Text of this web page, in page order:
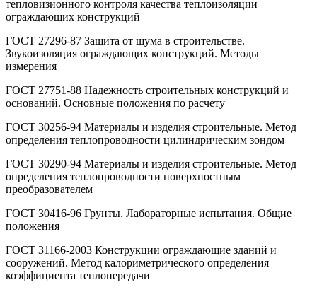
тепловизионного контроля качества теплоизоляции
ограждающих конструкций
ГОСТ 27296-87 Защита от шума в строительстве.
Звукоизоляция ограждающих конструкций. Методы
измерения
ГОСТ 27751-88 Надежность строительных конструкций и
оснований. Основные положения по расчету
ГОСТ 30256-94 Материалы и изделия строительные. Метод
определения теплопроводности цилиндрическим зондом
ГОСТ 30290-94 Материалы и изделия строительные. Метод
определения теплопроводности поверхностным
преобразователем
ГОСТ 30416-96 Грунты. Лабораторные испытания. Общие
положения
ГОСТ 31166-2003 Конструкции ограждающие зданий и
сооружений. Метод калориметрического определения
коэффициента теплопередачи